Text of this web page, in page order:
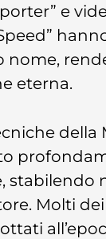
e
nome,
eterna.
della
stabilendo
Molti